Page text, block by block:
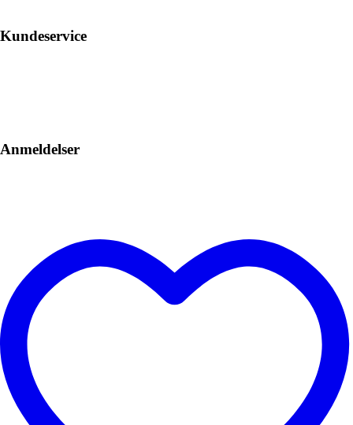
Kundeservice
Anmeldelser